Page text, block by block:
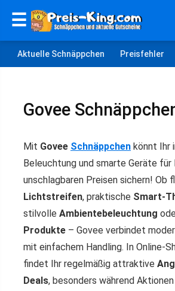
☰
Aktuelle Schnäppchen Preisfehler
Govee
Mit Govee Schnäppchen könnt Ihr
Beleuchtung und smarte Geräte für
unschlagbaren Preisen sichern! Ob
Lichtstreifen, praktische Smart-
stilvolle Ambientebeleuchtung
Produkte – Govee verbindet
mit einfachem Handling. In Online-
findet Ihr regelmäßig attraktive
Deals, besonders während